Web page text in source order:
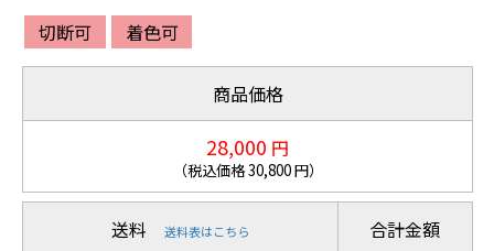
切断可
着色可
商品価格
28,000 円
（税込価格30,800円）
送料 送料表はこちら 合計金額